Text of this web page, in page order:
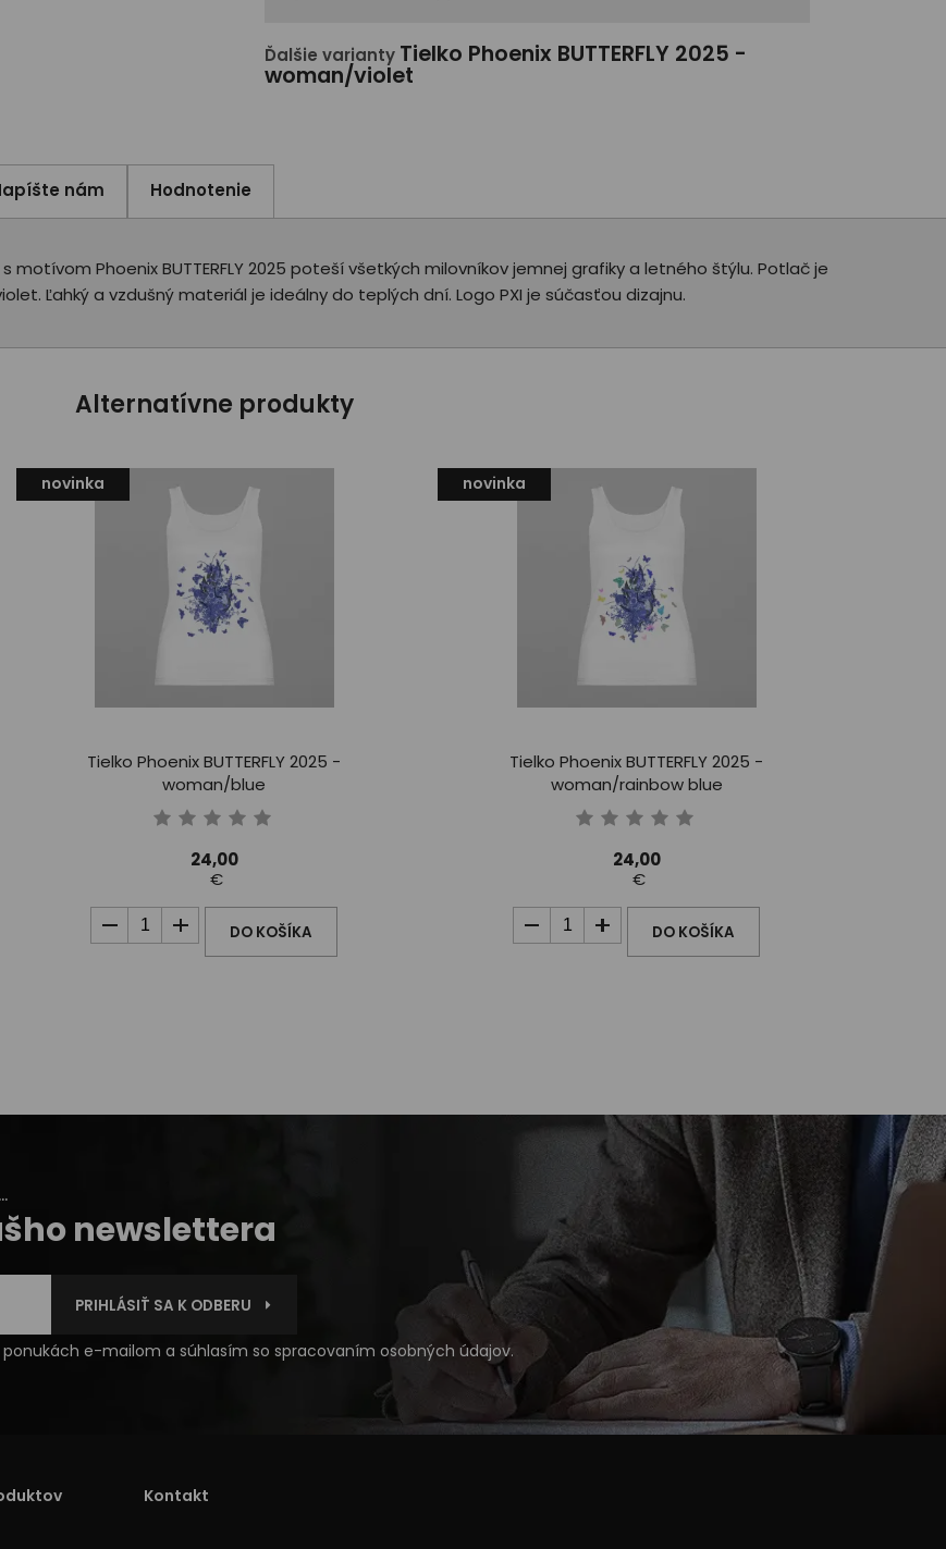
Ďalšie varianty Tielko Phoenix BUTTERFLY 2025 -
woman/violet
nám Hodnotenie
Phoenix BUTTERFLY 2025 poteší všetkých milovníkov jemnej grafiky a letného štýlu. Potlač je
Ľahký a vzdušný materiál je ideálny do teplých dní. Logo PXI je súčasťou dizajnu.
Alternatívne produkty
novinka
Tielko Phoenix BUTTERFLY 2025 -
woman/blue
24,00
€
DO KOŠÍKA
novinka
Tielko Phoenix BUTTERFLY 2025 -
woman/rainbow blue
24,00
€
DO KOŠÍKA
newslettera
PRIHLÁSIŤ SA K ODBERU
e-mailom a súhlasím so spracovaním osobných údajov.
Kontakt